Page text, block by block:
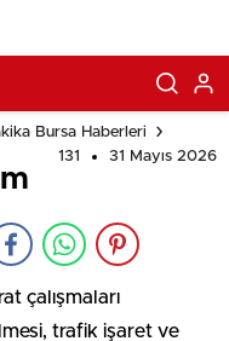
Bursa Haberleri
131
31 Mayıs 2026
çalışmaları
trafik işaret ve